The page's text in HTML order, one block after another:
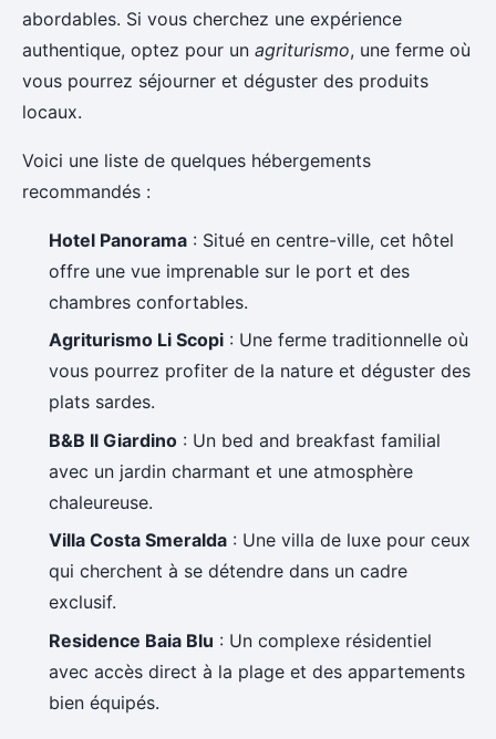
abordables. Si vous cherchez une expérience
authentique, optez pour un agriturismo, une ferme où
vous pourrez séjourner et déguster des produits
locaux.
Voici une liste de quelques hébergements
recommandés :
Hotel Panorama : Situé en centre-ville, cet hôtel
offre une vue imprenable sur le port et des
chambres confortables.
Agriturismo Li Scopi : Une ferme traditionnelle où
vous pourrez profiter de la nature et déguster des
plats sardes.
B&B Il Giardino : Un bed and breakfast familial
avec un jardin charmant et une atmosphère
chaleureuse.
Villa Costa Smeralda : Une villa de luxe pour ceux
qui cherchent à se détendre dans un cadre
exclusif.
Residence Baia Blu : Un complexe résidentiel
avec accès direct à la plage et des appartements
bien équipés.